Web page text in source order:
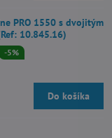
PRO 1550 s dvojitým
10.845.16)
-5%
Do košíka